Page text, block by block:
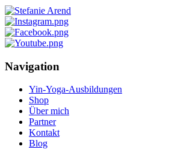
Navigation
Yin-Yoga-Ausbildungen
Shop
Über mich
Partner
Kontakt
Blog